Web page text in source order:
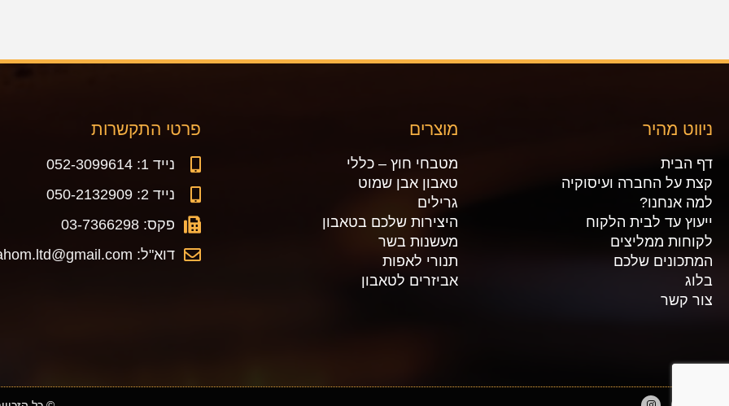
ניווט מהיר
דף הבית
קצת על החברה ועיסוקיה
למה אנחנו?
ייעוץ עד לבית הלקוח
לקוחות ממליצים
המתכונים שלכם
בלוג
צור קשר
מוצרים
מטבחי חוץ – כללי
טאבון אבן שמוט
גרילים
היצירות שלכם בטאבון
מעשנות בשר
תנורי לאפות
אביזרים לטאבון
פרטי התקשרות
נייד 1: 052-3099614
נייד 2: 050-2132909
פקס: 03-7366298
דוא"ל: makorhahom.ltd@gmail.com